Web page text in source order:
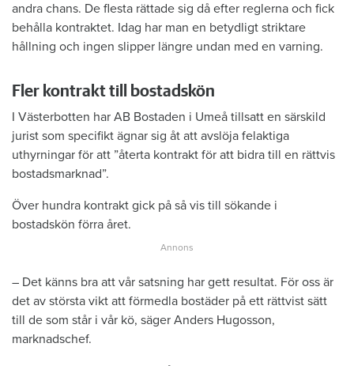
andra chans. De flesta rättade sig då efter reglerna och fick
behålla kontraktet. Idag har man en betydligt striktare
hållning och ingen slipper längre undan med en varning.
Fler kontrakt till bostadskön
I Västerbotten har AB Bostaden i Umeå tillsatt en särskild
jurist som specifikt ägnar sig åt att avslöja felaktiga
uthyrningar för att ”återta kontrakt för att bidra till en rättvis
bostadsmarknad”.
Över hundra kontrakt gick på så vis till sökande i
bostadskön förra året.
– Det känns bra att vår satsning har gett resultat. För oss är
det av största vikt att förmedla bostäder på ett rättvist sätt
till de som står i vår kö, säger Anders Hugosson,
marknadschef.